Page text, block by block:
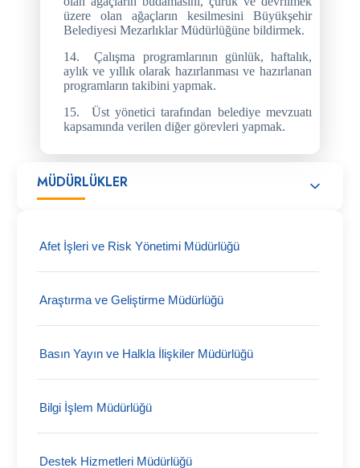
MÜDÜRLÜKLER
Afet İşleri ve Risk Yönetimi Müdürlüğü
Araştırma ve Geliştirme Müdürlüğü
Basın Yayın ve Halkla İlişkiler Müdürlüğü
Bilgi İşlem Müdürlüğü
Destek Hizmetleri Müdürlüğü
üzere olan ağaçların kesilmesini Büyükşehir
Belediyesi Mezarlıklar Müdürlüğüne bildirmek.
14.
Çalışma programlarının günlük, haftalık,
aylık ve yıllık olarak hazırlanması ve hazırlanan
programların takibini yapmak.
15.
Üst yönetici tarafından belediye mevzuatı
kapsamında verilen diğer görevleri yapmak.